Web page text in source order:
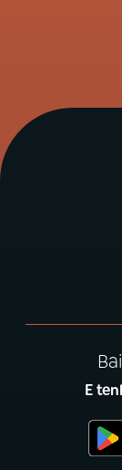
E